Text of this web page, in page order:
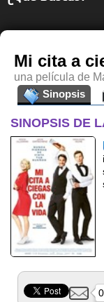
Mi cita a
una película de
Sinopsis
SINOPSIS DE
0